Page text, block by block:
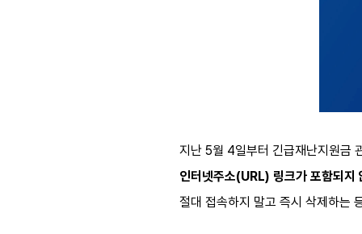
지난 5월 4일부터 긴급재난지원금
인터넷주소(URL) 링크가 포함되지
절대 접속하지 말고 즉시 삭제하는